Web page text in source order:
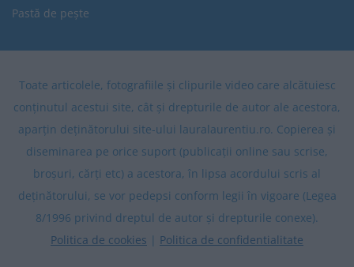
Pastă de pește
Toate articolele, fotografiile și clipurile video care alcătuiesc
conținutul acestui site, cât și drepturile de autor ale acestora,
aparțin deținătorului site-ului lauralaurentiu.ro. Copierea și
diseminarea pe orice suport (publicații online sau scrise,
broșuri, cărți etc) a acestora, în lipsa acordului scris al
deținătorului, se vor pedepsi conform legii în vigoare (Legea
8/1996 privind dreptul de autor și drepturile conexe).
Politica de cookies | Politica de confidentialitate